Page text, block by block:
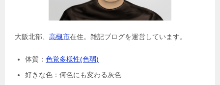
大阪北部、 高槻市在住。雑記ブログを運営しています。
体質： 色覚多様性(色弱)
好きな色：何色にも変わる灰色